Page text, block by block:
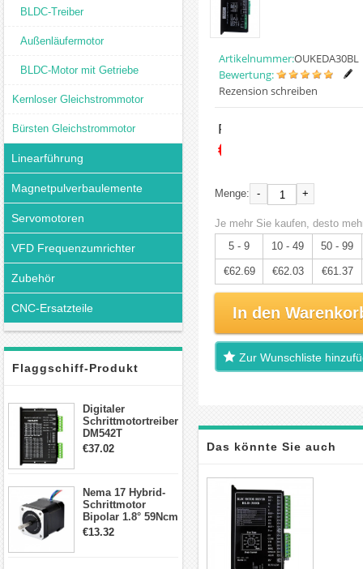
BLDC-Treiber
Außenläufermotor
BLDC-Motor mit Getriebe
Kernloser Gleichstrommotor
Bürsten Gleichstrommotor
Linearführung
Magnetpulverbaulemente
Servomotoren
VFD Frequenzumrichter
Zubehör
CNC-Ersatzteile
Flaggschiff-Produkt
Digitaler
Schrittmotortreiber
DM542T
Schrittmotor
Schrittmotor
€37.02
Nema 17 Hybrid-
Schrittmotor
Bipolar 1.8° 59Ncm
2A 4 Drähte mit 1m
€13.32
Artikelnummer:OUKEDA30BL
Bewertung:
Rezension schreiben
Preis:
€65.99
Menge: - +
Je mehr Sie kaufen, desto
5 - 9
10 - 49 50 - 99
€62.69 €62.03 €61.37
In den
Zur Wunschliste
Das könnte Sie auch
interessieren